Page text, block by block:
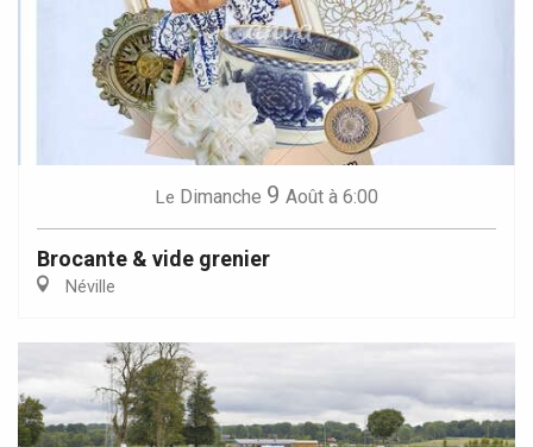
Le Dimanche 9 Août à 6:00
Brocante & vide grenier
Néville